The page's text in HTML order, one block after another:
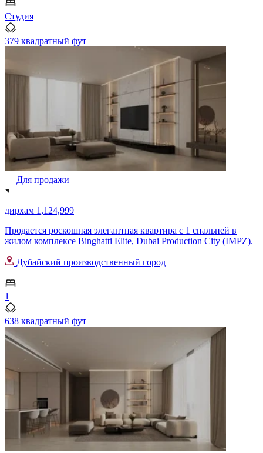
Студия
379 квадратный фут
Для продажи
дирхам 1,124,999
Продается роскошная элегантная квартира с 1 спальней в
жилом комплексе Binghatti Elite, Dubai Production City (IMPZ).
Дубайский производственный город
1
638 квадратный фут